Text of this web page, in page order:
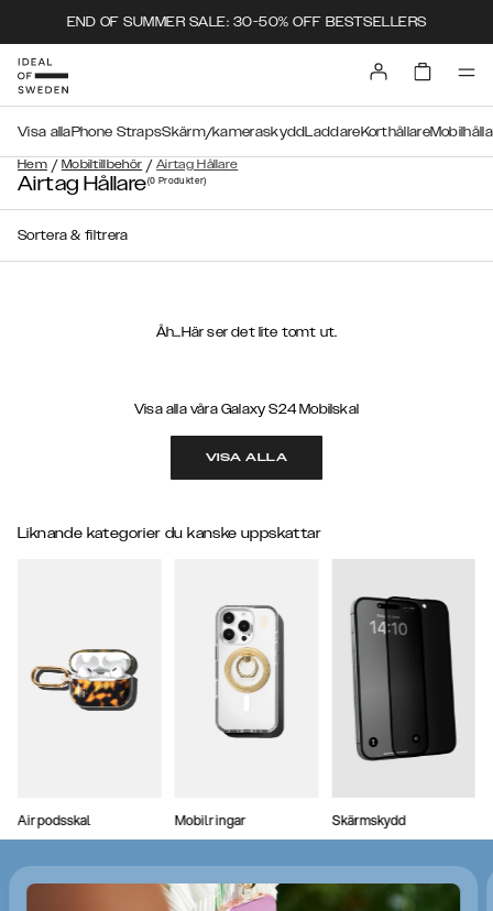
END OF SUMMER SALE: 30-50% OFF BESTSELLERS
Hem / Mobiltillbehör / Airtag Hållare
Visa allaPhone StrapsSkärm/kameraskydd LaddareKorthållare
Airtag Hållare(0 Produkter)
Sortera & filtrera
Åh...Här ser det lite tomt ut.
Visa alla våra Galaxy S24 Mobilskal
VISA ALLA
Liknande kategorier du kanske uppskattar
Airpodsskal Mobilringar Skärmskydd